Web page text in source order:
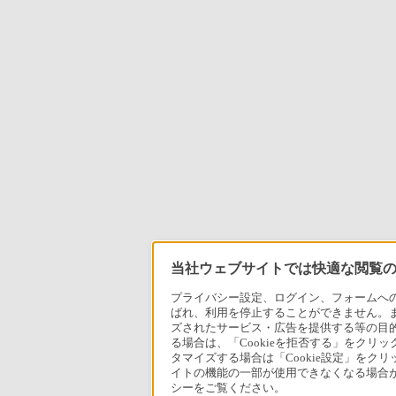
当社ウェブサイトでは快適な閲覧
プライバシー設定、ログイン、フォーム
ばれ、利用を停止することができません。
ズされたサービス・広告を提供する等の
る場合は、「Cookieを拒否する」をクリ
タマイズする場合は「Cookie設定」をク
イトの機能の一部が使用できなくなる場合
シーをご覧ください。